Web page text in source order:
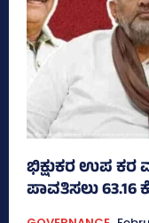
ಭಿಕ್ಷುಕರ ಉಪ ಕರ
ಪಾವತಿಸಲು